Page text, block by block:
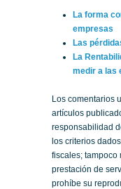
La forma
empresas
Las
La
medir a las
Los comentarios
artículos
responsabilidad
los criterios
fiscales; tampoco
prestación de
prohíbe su